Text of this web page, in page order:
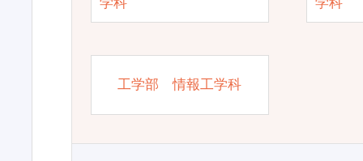
工学部 情報工学科